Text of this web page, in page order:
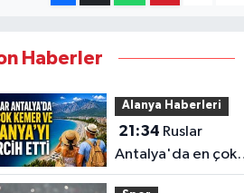
Haberler
Alanya Haberleri
21:34
Antalya'da en çok
Kemer ve Alanya'yı